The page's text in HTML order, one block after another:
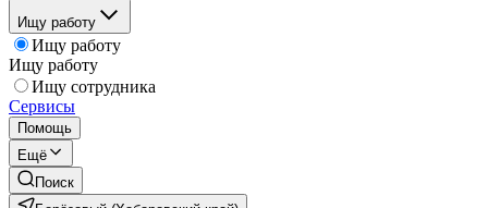
Ищу работу
Ищу работу
Ищу работу
Ищу сотрудника
Сервисы
Помощь
Ещё
Поиск